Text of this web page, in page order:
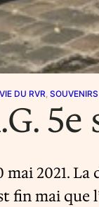
DU RVR, SOUVENIRS
mai 2021.
fin mai